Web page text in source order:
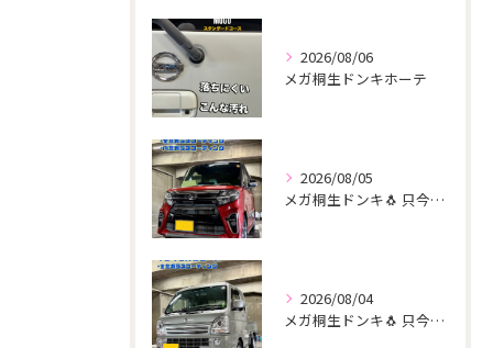
2026/08/06
メガ桐生ドンキホーテ
2026/08/05
メガ桐生ドンキ🐧 只今イベント出店中🎶 タント リピーター様...
2026/08/04
メガ桐生ドンキ🐧 只今イベント出店中🎶 スーパーキャリー リ...